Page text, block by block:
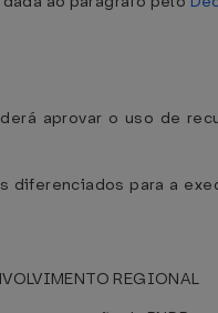
aprovar o uso de
para a
REGIONAL